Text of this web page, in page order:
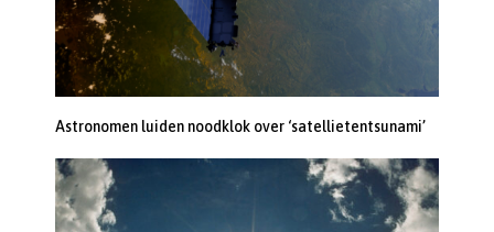
Astronomen luiden noodklok over ‘satellietentsunami’